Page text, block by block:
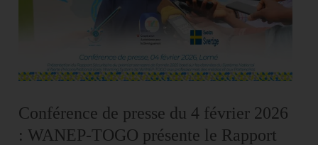
Conférence de presse du 4 février 2026
: WANEP‑TOGO présente le Rapport